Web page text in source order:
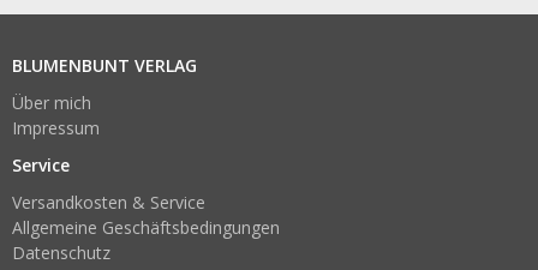
BLUMENBUNT VERLAG
Über mich
Impressum
Service
Versandkosten & Service
Allgemeine Geschäftsbedingungen
Datenschutz